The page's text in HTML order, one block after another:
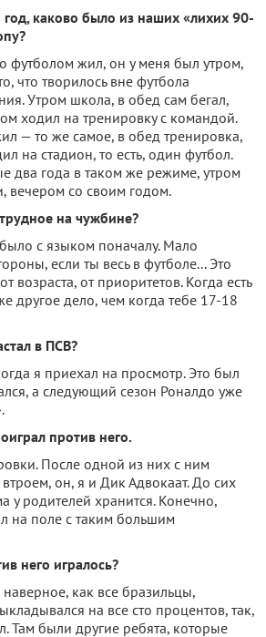
каково было из наших «лихих 90-
футболом жил, он у меня был утром,
что творилось вне футбола
Утром школа, в обед сам бегал,
ходил на тренировку с командой.
— то же самое, в обед тренировка,
на стадион, то есть, один футбол.
два года в таком же режиме, утром
вечером со своим годом.
на чужбине?
с языком поначалу. Мало
если ты весь в футболе... Это
возраста, от приоритетов. Когда есть
другое дело, чем когда тебе 17-18
в ПСВ?
я приехал на просмотр. Это был
а следующий сезон Роналдо уже
против него.
После одной из них с ним
он, я и Дик Адвокаат. До сих
у родителей хранится. Конечно,
на поле с таким большим
него игралось?
как все бразильцы,
на все сто процентов, так,
Там были другие ребята, которые